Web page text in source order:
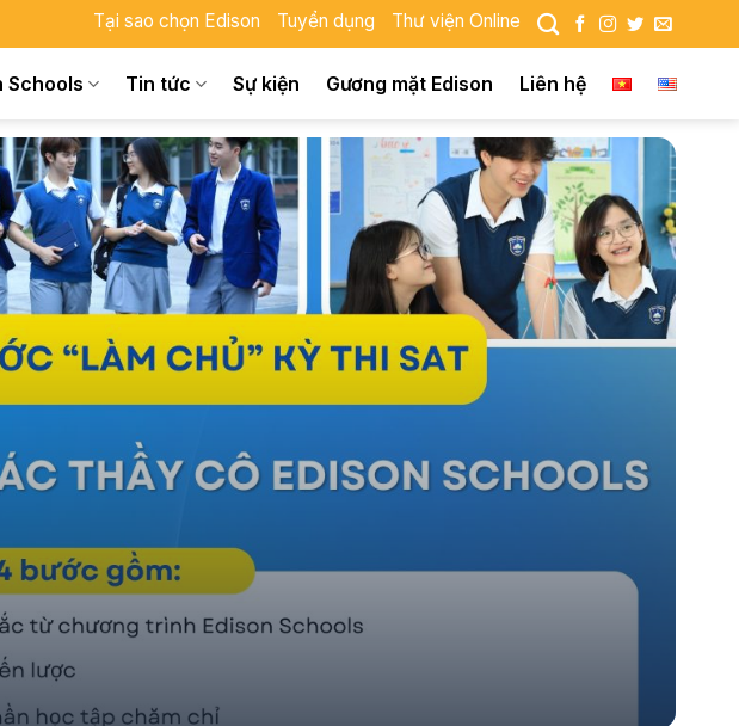
Tại sao chọn Edison Tuyển dụng Thư viện Online
Schools Tin tức Sự kiện Gương mặt Edison Liên hệ